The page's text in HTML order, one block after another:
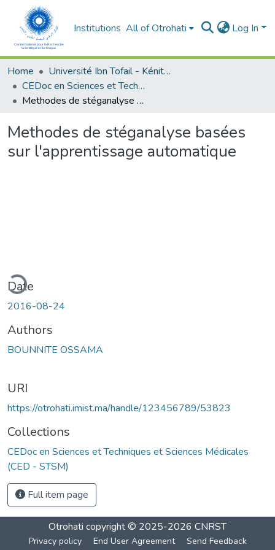
Institutions All of Otrohati Log In
Home
Université Ibn Tofail - Kénitra
CEDoc en Sciences et Techniques et Sciences Médicales (CED - STSM)
Methodes de stéganalyse basées sur l'apprentissage automatique
Methodes de stéganalyse basées
sur l'apprentissage automatique
Date
2016-08-24
Authors
BOUNNITE OSSAMA
URI
https://otrohati.imist.ma/handle/123456789/53823
Collections
CEDoc en Sciences et Techniques et Sciences Médicales
(CED - STSM)
Full item page
Otrohati copyright © 2025-2026 CNRST
Privacy policy End User Agreement Send Feedback